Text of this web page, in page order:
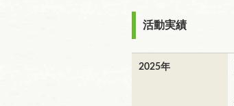
活動実績
2025年